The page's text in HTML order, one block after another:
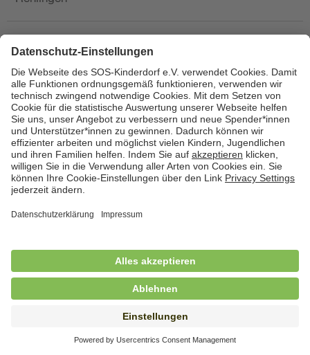
Hauswirtschafterin / Köchin (m/w/d) als
Ausbilderin (m/w/d) im Bereich
Nahrungszubereitung
in Vollzeit (38,5 Std./Wo.), SOS-Kinderdorf
Saarbrücken, Saarbrücken
Hauswirtschaftskraft (m/w/d)
in Teilzeit (mind. 20 - max. 30 Std./.Wo.), SOS-
Hauswirtschaftskraft (m/w/d)
in unbefristeter Anstellung, Teilzeit (20 Std./Wo.), SOS-
Kinderdorf Dortmund, Hagen